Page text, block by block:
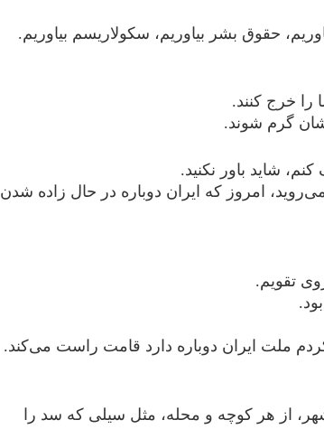
حقوق بشر بیاوریم، سکولاریسم بیاوریم.
را خرج کنند.
گرم شوند.
شاید باور نکنید.
می‌روید، امروز که ایران دوباره در حال زاده شدن
تقویم.
ملت ایران دوباره دارد قامت راست می‌کند.
از هر کوچه و محله، مثل سیلی که سد را